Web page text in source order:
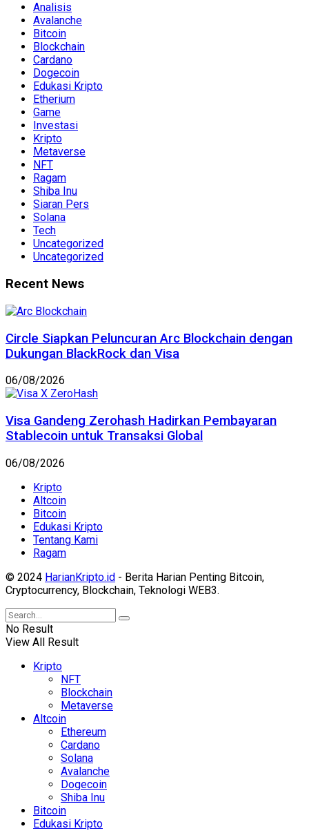
Analisis
Avalanche
Bitcoin
Blockchain
Cardano
Dogecoin
Edukasi Kripto
Etherium
Game
Investasi
Kripto
Metaverse
NFT
Ragam
Shiba Inu
Siaran Pers
Solana
Tech
Uncategorized
Uncategorized
Recent News
Circle Siapkan Peluncuran Arc Blockchain dengan
Dukungan BlackRock dan Visa
06/08/2026
Visa Gandeng Zerohash Hadirkan Pembayaran
Stablecoin untuk Transaksi Global
06/08/2026
Kripto
Altcoin
Bitcoin
Edukasi Kripto
Tentang Kami
Ragam
© 2024 HarianKripto.id - Berita Harian Penting Bitcoin,
Cryptocurrency, Blockchain, Teknologi WEB3.
No Result
View All Result
Kripto
NFT
Blockchain
Metaverse
Altcoin
Ethereum
Cardano
Solana
Avalanche
Dogecoin
Shiba Inu
Bitcoin
Edukasi Kripto